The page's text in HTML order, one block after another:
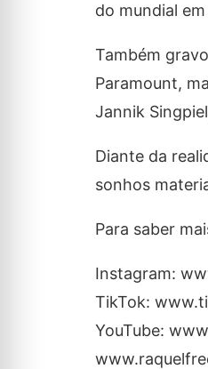
do mundial
Também
Paramount,
Jannik
Diante da
sonhos
Para saber
Instagram:
TikTok:
YouTube: